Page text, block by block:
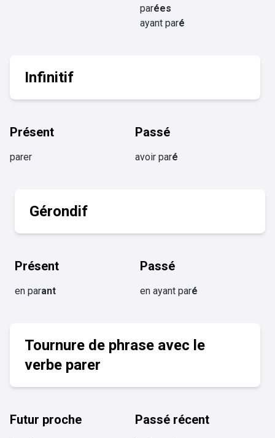
parées
ayant paré
Infinitif
Présent
parer
Passé
avoir paré
Gérondif
Présent
en parant
Passé
en ayant paré
Tournure de phrase avec le
verbe parer
Futur proche Passé récent